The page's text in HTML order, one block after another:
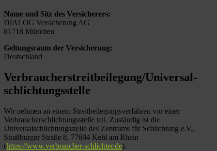
Name und Sitz des Versicherers:
DIALOG Versicherung AG
81718 München
Geltungsraum der Versicherung:
Deutschland
Verbraucher­streit­beilegung/Universal­
schlichtungs­stelle
Wir nehmen an einem Streitbeilegungsverfahren vor einer
Verbraucherschlichtungsstelle teil. Zuständig ist die
Universalschlichtungsstelle des Zentrums für Schlichtung e.V.,
Straßburger Straße 8, 77694 Kehl am Rhein
(https://www.verbraucher-schlichter.de).